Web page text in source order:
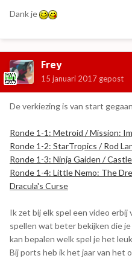
Dank je
Frey
15 januari 2017 gepost
De verkiezing is van start
Ronde 1-1: Metroid / Mission:
Ronde 1-2: StarTropics / Rod
Ronde 1-3: Ninja Gaiden /
Ronde 1-4: Little Nemo: The
Dracula's Curse
Ik zet bij elk spel een video erbij
spellen wat beter bekijken die
kan bepalen welk spel je het
Bij ports heb ik het jaar van het